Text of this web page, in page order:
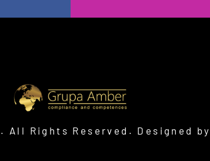
All Rights Reserved. Designed by